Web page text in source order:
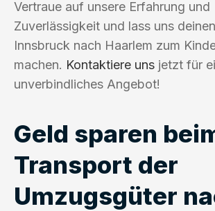
Vertraue auf unsere Erfahrung und
Zuverlässigkeit und lass uns
Innsbruck nach Haarlem zum
machen. Kontaktiere uns jetzt für
unverbindliches Angebot!
Geld sparen
Transport der
Umzugsgüter